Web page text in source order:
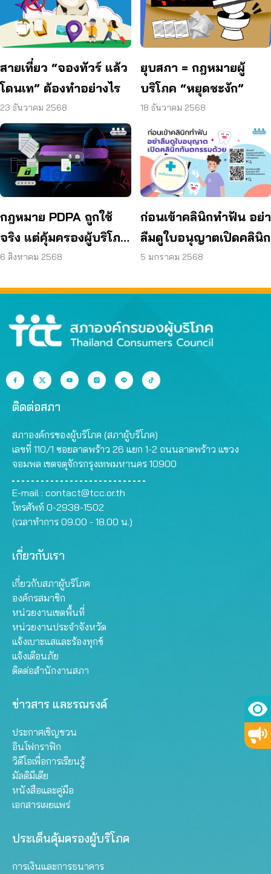
สายเที่ยว “จองทัวร์ แล้ว
โดนเท” ต้องทำอย่างไร
23 ธันวาคม 2568
ยุบสภา = กฎหมายผู้
บริโภค “หยุดชะงัก”
18 ธันวาคม 2568
กฎหมาย PDPA ถูกใช้
จริง แต่คุ้มครองผู้บริโภค
พอหรือยัง?
6 สิงหาคม 2568
ก่อนเข้าคลินิกทำฟัน อย่า
ลืมดูใบอนุญาตเปิดคลินิก
5 มกราคม 2568
ติดต่อสภา
สภาองค์กรของผู้บริโภค (สภาผู้บริโภค)
เลขที่ 110/1 ซอยลาดพร้าว 26 แยก 1-2 ถนนลาดพร้าว แขวง
จอมพล เขตจตุจักรกรุงเทพมหานคร 10900
E-mail : contact@tcc.or.th
โทรศัพท์ 0-2938-1502
(เวลาทำการ 09.00 - 18.00 น.)
เกี่ยวกับเรา
เกี่ยวกับสภาผู้บริโภค
องค์กรสมาชิก
หน่วยงานเขตพื้นที่
หน่วยงานประจำจังหวัด
แจ้งเบาะแสและร้องทุกข์
แจ้งเตือนภัย
ติดต่อสำนักงานสภา
ข่าวสาร และรณรงค์
ประกาศเชิญชวน
อินโฟกราฟิก
วิดีโอเพื่อการเรียนรู้
มัลติมีเดีย
หนังสือและคู่มือ
เอกสารเผยแพร่
ประเด็นคุ้มครองผู้บริโภค
การเงินและการธนาคาร